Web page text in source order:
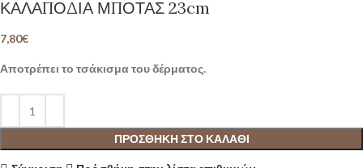
ΚΑΛΑΠΟΔΙΑ ΜΠΟΤΑΣ 23cm
7,80€
Αποτρέπει το τσάκισμα του δέρματος.
ΠΡΟΣΘΉΚΗ ΣΤΟ ΚΑΛΆΘΙ